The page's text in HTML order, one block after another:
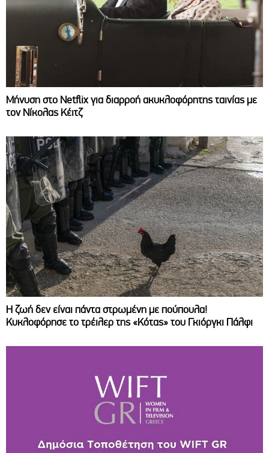
Μήνυση στο Netflix για διαρροή ακυκλοφόρητης ταινίας με
τον Νίκολας Κέιτζ
Η ζωή δεν είναι πάντα στρωμένη με πούπουλα!
Κυκλοφόρησε το τρέιλερ της «Κότας» του Γκιόργκι Πάλφι